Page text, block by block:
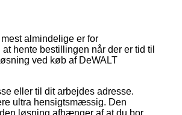
almindelige er for
hente bestillingen når der er tid til
ved køb af DeWALT
eller til dit arbejdes adresse.
ultra hensigtsmæssig. Den
løsning afhænger af at du bor